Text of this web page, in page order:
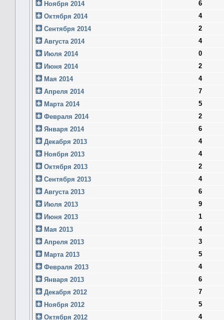
Ноября 2014
6
Октября 2014
4
Сентября 2014
2
Августа 2014
4
Июля 2014
0
Июня 2014
2
Мая 2014
4
Апреля 2014
7
Марта 2014
5
Февраля 2014
2
Января 2014
6
Декабря 2013
4
Ноября 2013
4
Октября 2013
2
Сентября 2013
4
Августа 2013
6
Июля 2013
9
Июня 2013
1
Мая 2013
4
Апреля 2013
3
Марта 2013
5
Февраля 2013
4
Января 2013
6
Декабря 2012
7
Ноября 2012
5
Октября 2012
4